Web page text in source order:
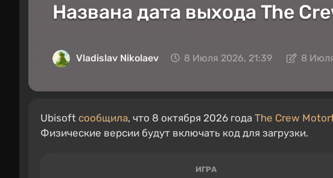
Названа дата выхода The
Vladislav Nikolaev 8 Июля 2026, 21:39 8
Ubisoft сообщила, что 8 октября 2026 года The Crew
Физические версии будут включать код для загрузки.
ИГРА